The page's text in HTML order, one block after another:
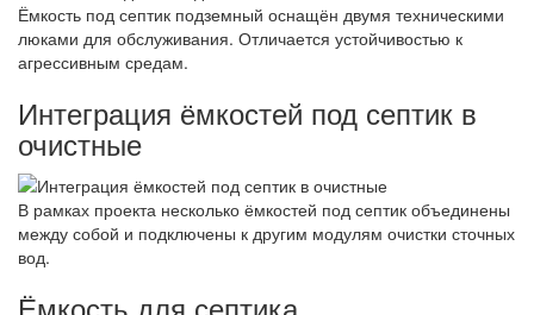
Ёмкость под септик подземный оснащён двумя техническими
люками для обслуживания. Отличается устойчивостью к
агрессивным средам.
Интеграция ёмкостей под септик в
очистные
В рамках проекта несколько ёмкостей под септик объединены
между собой и подключены к другим модулям очистки сточных
вод.